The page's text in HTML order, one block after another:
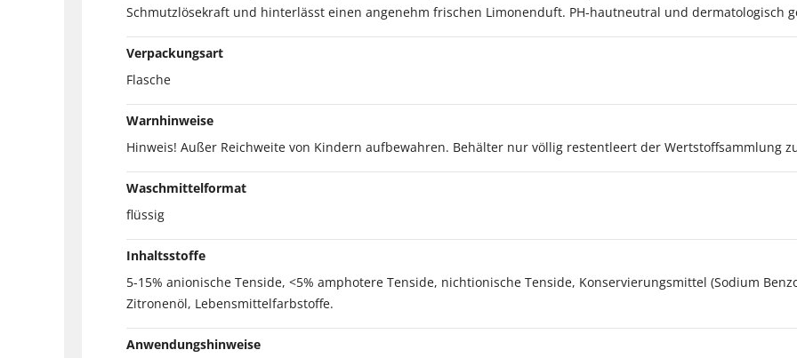
Schmutzlösekraft und hinterlässt einen angenehm frischen Limonenduft. PH-hautneutral und dermatologisch
Verpackungsart
Flasche
Warnhinweise
Hinweis! Außer Reichweite von Kindern aufbewahren. Behälter nur völlig restentleert der Wertstoffsammlung
Waschmittelformat
flüssig
Inhaltsstoffe
5-15% anionische Tenside, <5% amphotere Tenside, nichtionische Tenside, Konservierungsmittel (Sodium
Zitronenöl, Lebensmittelfarbstoffe.
Anwendungshinweise